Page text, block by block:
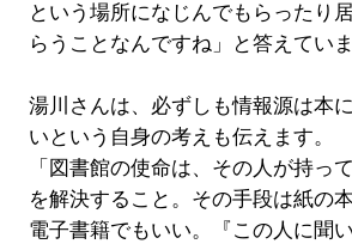
という場所になじんでもらったり
らうことなんですね」と答えていま
湯川さんは、必ずしも情報源は本
いという自身の考えも伝えます。
「図書館の使命は、その人が持っ
を解決すること。その手段は紙の
電子書籍でもいい。『この人に聞